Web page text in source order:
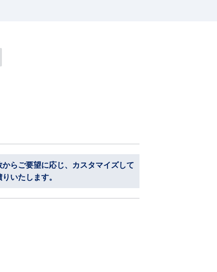
からご要望に応じ、カスタマイズして
いたします。